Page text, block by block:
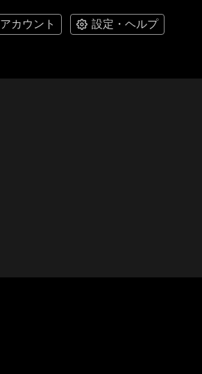
アカウント 設定・ヘルプ